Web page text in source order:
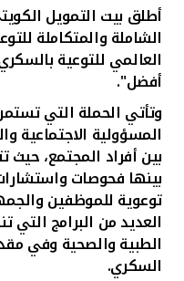
مواقع الفروع وأجهزة
ألمانيا
ماليزيا
تركيا
مصر
أطلق بيت التمويل
الشاملة والمتكاملة
العالمي للتوعية
أفضل".
وتأتي الحملة التي
المسؤولية
بين أفراد المجتمع،
بينها فحوصات
توعوية للموظفين
العديد من البرامج
الطبية والصحية وفي
السكري.